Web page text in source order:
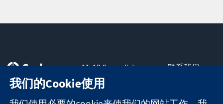
可信任的证据
知情决定
11-13 Cavendish
Square
London
W1G 0AN
联系我们
关于我们
我们的Cookie使用